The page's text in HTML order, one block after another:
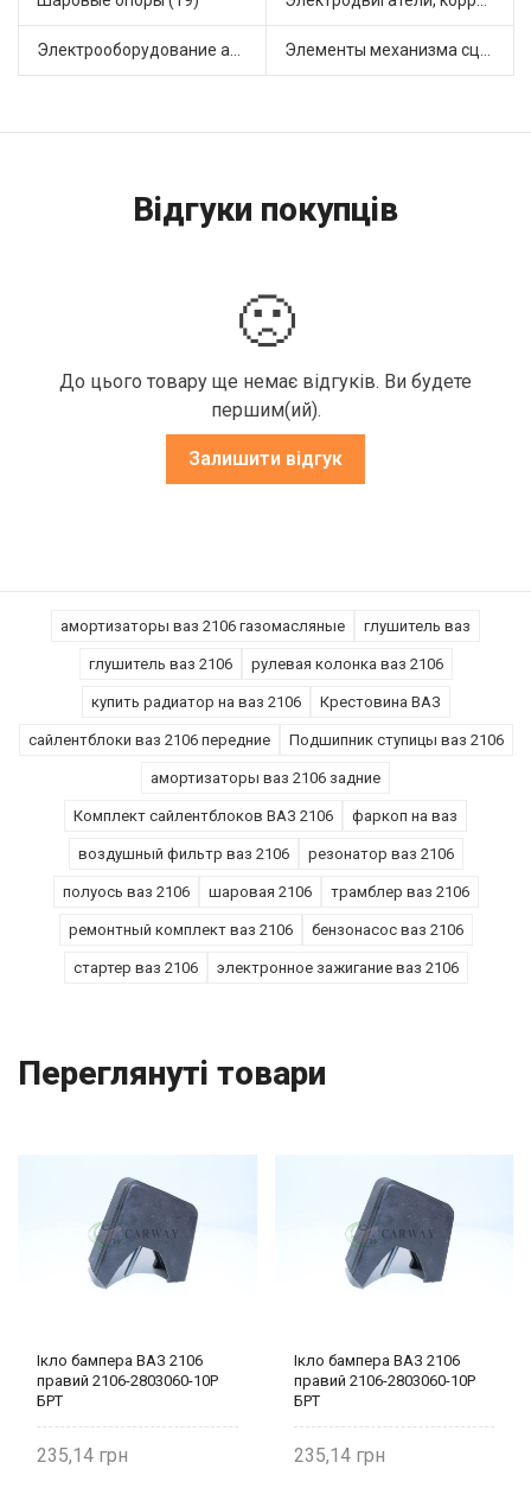
Электрооборудование автомобилей (21) Элементы механизма сцепления (63)
Відгуки покупців
🙁
До цього товару ще немає відгуків. Ви будете
першим(ий).
Залишити відгук
амортизаторы ваз 2106 газомасляные глушитель ваз
глушитель ваз 2106 рулевая колонка ваз 2106
купить радиатор на ваз 2106 Крестовина ВАЗ
сайлентблоки ваз 2106 передние Подшипник ступицы ваз 2106
амортизаторы ваз 2106 задние
Комплект сайлентблоков ВАЗ 2106 фаркоп на ваз
воздушный фильтр ваз 2106 резонатор ваз 2106
полуось ваз 2106 шаровая 2106 трамблер ваз 2106
ремонтный комплект ваз 2106 бензонасос ваз 2106
стартер ваз 2106 электронное зажигание ваз 2106
Переглянуті товари
Ікло бампера ВАЗ 2106
правий 2106-2803060-10Р
БРТ
235,14
Ікло бампера ВАЗ 2106
правий 2106-2803060-10Р
БРТ
235,14